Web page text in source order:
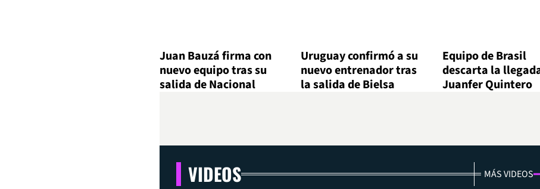
Juan Bauzá firma con
nuevo equipo tras su
salida de Nacional
Uruguay confirmó a su
nuevo entrenador tras
la salida de Bielsa
Equipo de Brasil
descarta la
Juanfer Quintero
VIDEOS MÁS VIDEOS